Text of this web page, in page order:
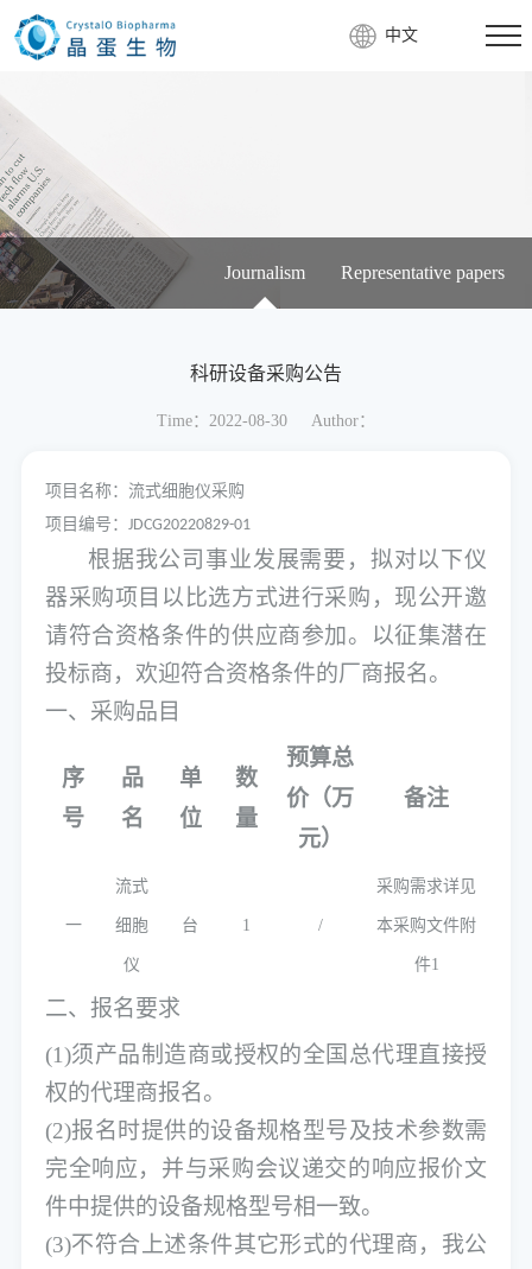
中文
Journalism Representative papers
科研设备采购公告
Time：2022-08-30 Author：
项目名称：流式细胞仪采购
项目编号： JDCG20220829-01
根据我公司事业发展需要，拟对以下仪
器采购项目以比选方式进行采购，现公开邀
请符合资格条件的供应商参加。以征集潜在
投标商，欢迎符合资格条件的厂商报名。
一、 采购品目
序
号
品
名
单
位
数
量
预算总
价（万
元）
备注
一
流式
细胞
仪
台 1 /
采购需求详见
本采购文件附
件1
二、报名要求
(1)须产品制造商或授权的全国总代理直接授
权的代理商报名。
(2)报名时提供的设备规格型号及技术参数需
完全响应，并与采购会议递交的响应报价文
件中提供的设备规格型号相一致。
(3)不符合上述条件其它形式的代理商，我公